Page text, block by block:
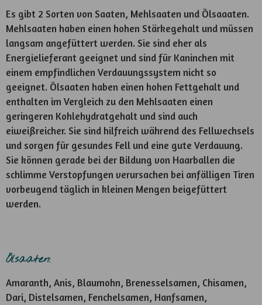
Es gibt 2 Sorten von Saaten, Mehlsaaten und Ölsaaaten.
Mehlsaaten haben einen hohen Stärkegehalt und müssen
langsam angefüttert werden. Sie sind eher als
Energielieferant geeignet und sind für Kaninchen mit
einem empfindlichen Verdauungssystem nicht so
geeignet. Ölsaaten haben einen hohen Fettgehalt und
enthalten im Vergleich zu den Mehlsaaten einen
geringeren Kohlehydratgehalt und sind auch
eiweißreicher. Sie sind hilfreich während des Fellwechsels
und sorgen für gesundes Fell und eine gute Verdauung.
Sie können gerade bei der Bildung von Haarballen die
schlimme Verstopfungen verursachen bei anfälligen Tiren
vorbeugend täglich in kleinen Mengen beigefüttert
werden.
Ölsaaten:
Amaranth, Anis, Blaumohn, Brenesselsamen, Chisamen,
Dari, Distelsamen, Fenchelsamen, Hanfsamen,